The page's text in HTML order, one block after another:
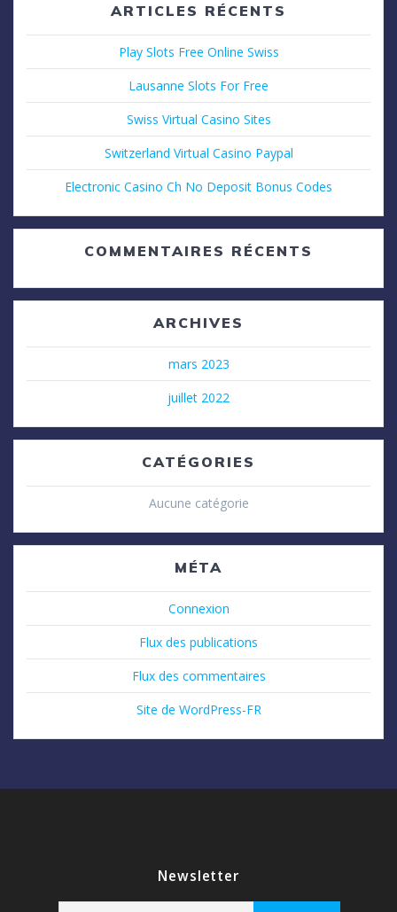
ARTICLES RÉCENTS
Play Slots Free Online Swiss
Lausanne Slots For Free
Swiss Virtual Casino Sites
Switzerland Virtual Casino Paypal
Electronic Casino Ch No Deposit Bonus Codes
COMMENTAIRES RÉCENTS
ARCHIVES
mars 2023
juillet 2022
CATÉGORIES
Aucune catégorie
MÉTA
Connexion
Flux des publications
Flux des commentaires
Site de WordPress-FR
Newsletter